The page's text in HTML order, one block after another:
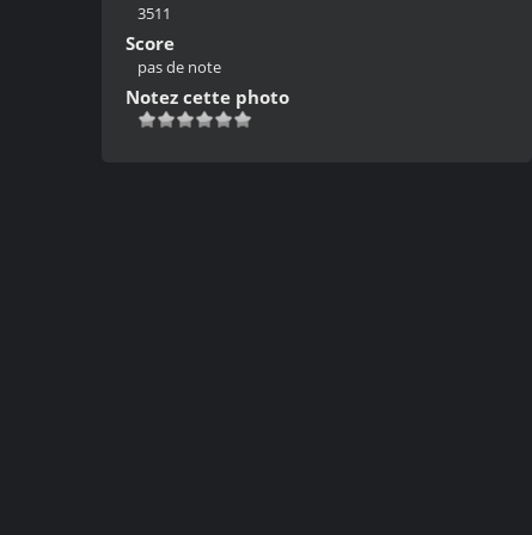
3511
Score
pas de note
Notez cette photo